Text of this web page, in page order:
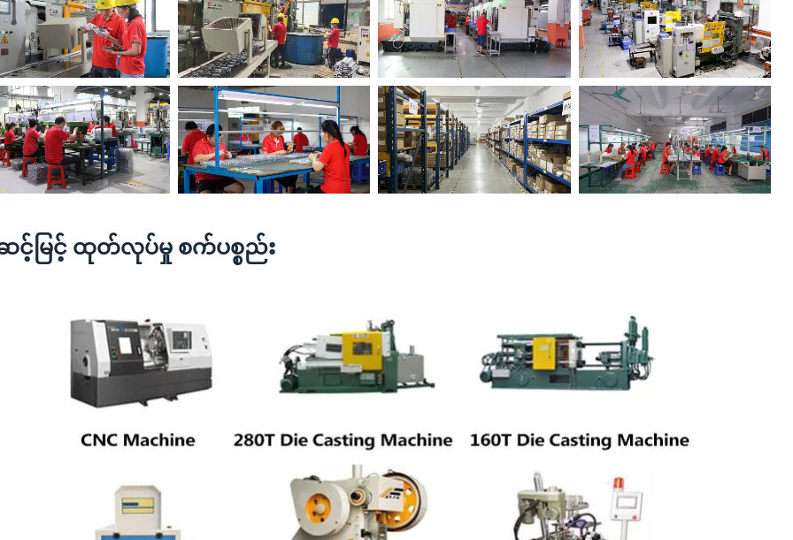
မြင့် ထုတ်လုပ်မှု စက်ပစ္စည်း